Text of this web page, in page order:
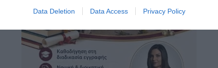
Data Deletion Data Access Privacy Policy